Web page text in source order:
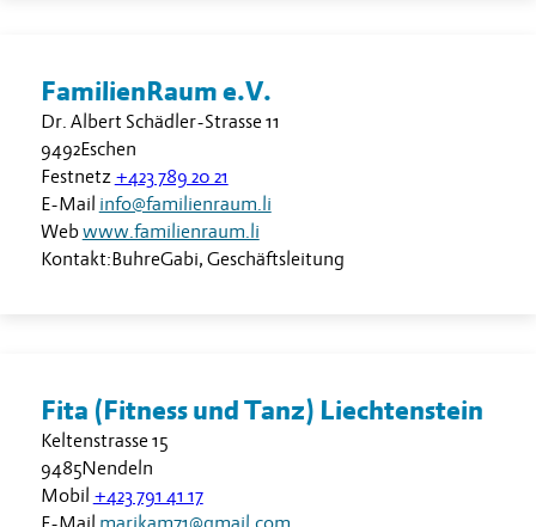
FamilienRaum e.V.
Dr. Albert Schädler-Strasse 11
9492Eschen
Festnetz +423 789 20 21
E-Mail info@familienraum.li
Webwww.familienraum.li
Kontakt:BuhreGabi, Geschäftsleitung
Fita (Fitness und Tanz) Liechtenstein
Keltenstrasse 15
9485Nendeln
Mobil +423 791 41 17